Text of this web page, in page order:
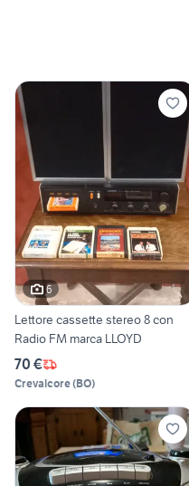
6
Lettore cassette stereo 8 con
Radio FM marca LLOYD
70 €
Crevalcore(BO)